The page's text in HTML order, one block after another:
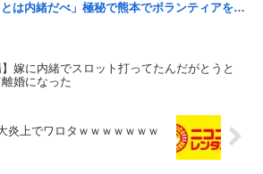
だべ」極秘で熊本でボランティアをしていたwwwwwww
】嫁に内緒でスロット打ってたんだがとうと
婚になった
炎上でワロタｗｗｗｗｗｗｗ